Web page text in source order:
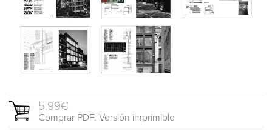
5.99€
Comprar PDF. Versión imprimible